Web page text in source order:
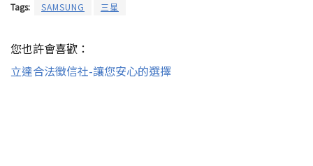
Tags: SAMSUNG 三星
您也許會喜歡：
立達合法徵信社-讓您安心的選擇